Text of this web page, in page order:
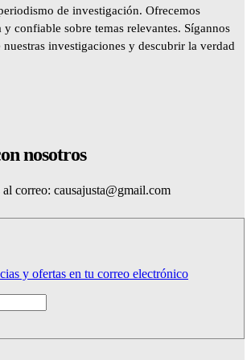
de investigación. Ofrecemos
confiable sobre temas relevantes. Sígannos
nuestras investigaciones y descubrir la verdad
nosotros
correo: causajusta@gmail.com
y ofertas en tu correo electrónico